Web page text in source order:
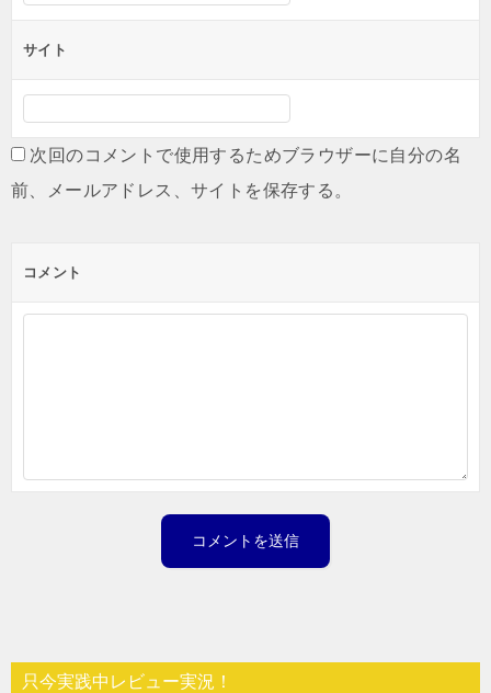
サイト
次回のコメントで使用するためブラウザーに自分の名
前、メールアドレス、サイトを保存する。
コメント
只今実践中レビュー実況！